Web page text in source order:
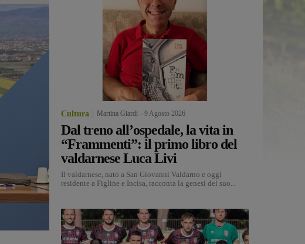
Cultura Martina Giardi 9 Agosto 2026
Dal treno all’ospedale, la vita in
“Frammenti”: il primo libro del
valdarnese Luca Livi
Il valdarnese, nato a San Giovanni Valdarno e oggi
residente a Figline e Incisa, racconta la genesi del suo...